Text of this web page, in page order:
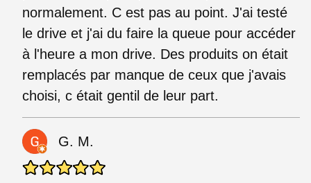
normalement. C est pas au point. J'ai testé
le drive et j'ai du faire la queue pour accéder
à l'heure a mon drive. Des produits on était
remplacés par manque de ceux que j'avais
choisi, c était gentil de leur part.
G. M.